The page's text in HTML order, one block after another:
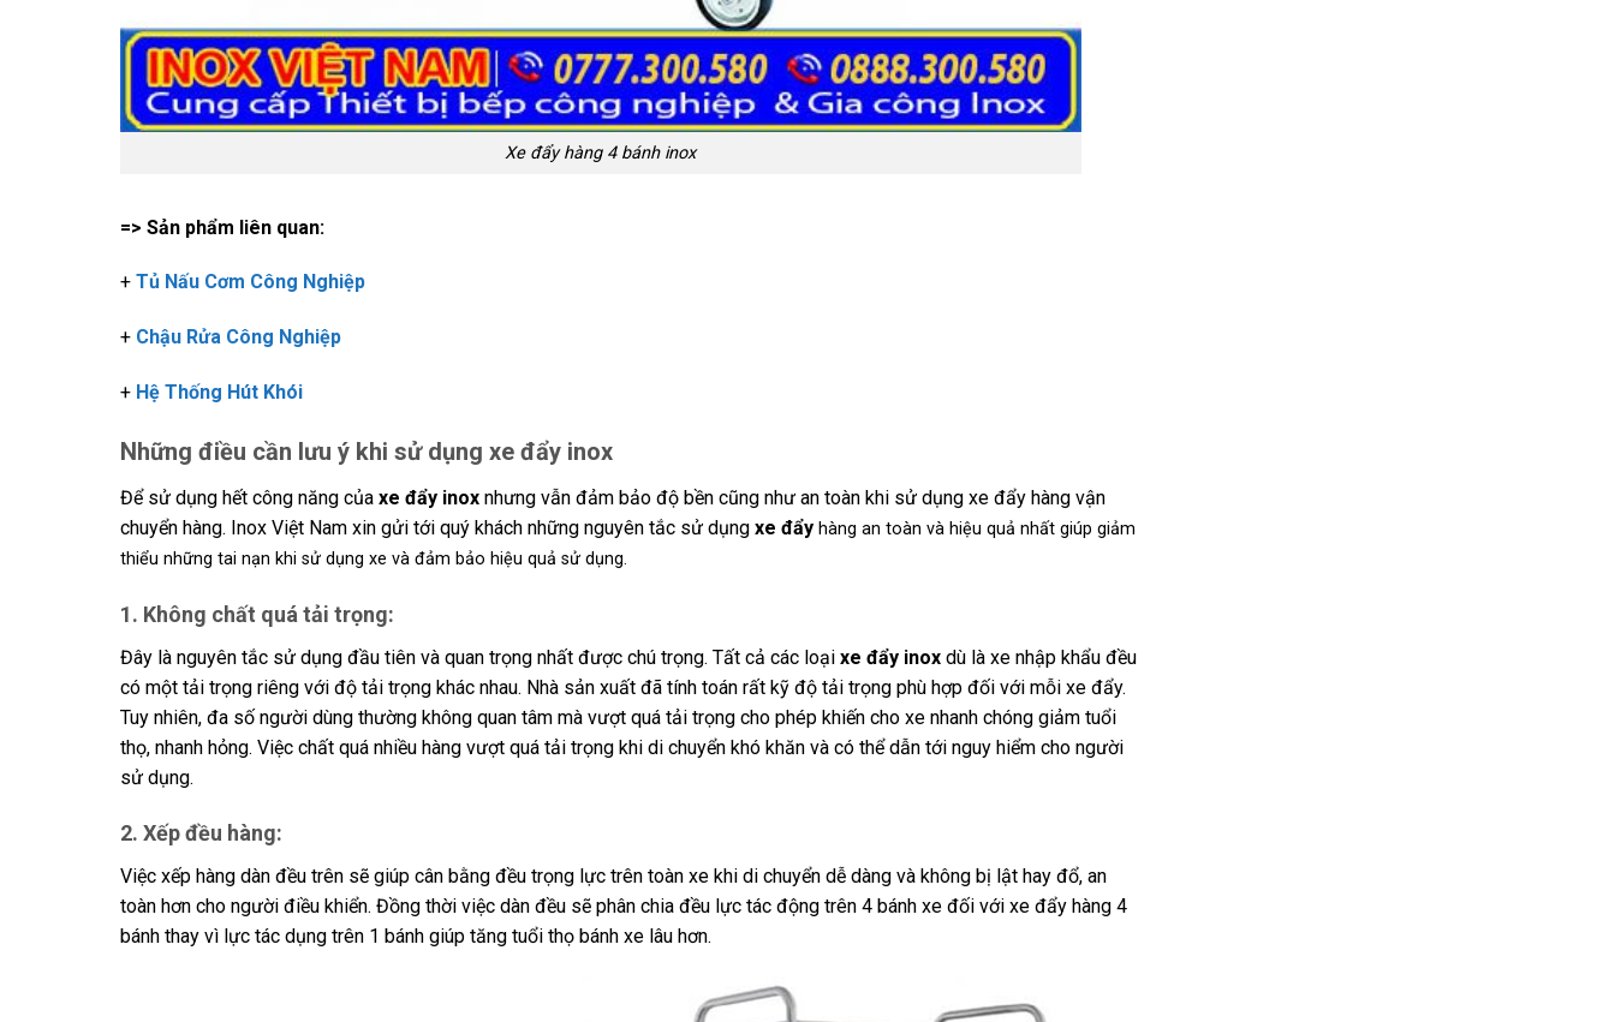
Xe đẩy hàng 4 bánh inox
=> Sản phẩm liên quan:
+ Tủ Nấu Cơm Công Nghiệp
+ Chậu Rửa Công Nghiệp
+ Hệ Thống Hút Khói
Những điều cần lưu ý khi sử dụng xe đẩy inox
Để sử dụng hết công năng củaxe đẩy inoxnhưng vẫn đảm bảo độ bền cũng như an toàn khi sử dụng xe đẩy hàng vận
chuyển hàng. Inox Việt Nam xin gửi tới quý khách những nguyên tắc sử dụng xe đẩyhàng an toàn và hiệu quả nhất giúp giảm
thiểu những tai nạn khi sử dụng xe và đảm bảo hiệu quả sử dụng.
1. Không chất quá tải trọng:
Đây là nguyên tắc sử dụng đầu tiên và quan trọng nhất được chú trọng. Tất cả các loại xe đẩy inoxdù là xe nhập khẩu đều
có một tải trọng riêng với độ tải trọng khác nhau. Nhà sản xuất đã tính toán rất kỹ độ tải trọng phù hợp đối với mỗi xe đẩy.
Tuy nhiên, đa số người dùng thường không quan tâm mà vượt quá tải trọng cho phép khiến cho xe nhanh chóng giảm tuổi
thọ, nhanh hỏng. Việc chất quá nhiều hàng vượt quá tải trọng khi di chuyển khó khăn và có thể dẫn tới nguy hiểm cho người
sử dụng.
2. Xếp đều hàng:
Việc xếp hàng dàn đều trên sẽ giúp cân bằng đều trọng lực trên toàn xe khi di chuyển dễ dàng và không bị lật hay đổ, an
toàn hơn cho người điều khiển. Đồng thời việc dàn đều sẽ phân chia đều lực tác động trên 4 bánh xe đối với xe đẩy hàng 4
bánh thay vì lực tác dụng trên 1 bánh giúp tăng tuổi thọ bánh xe lâu hơn.